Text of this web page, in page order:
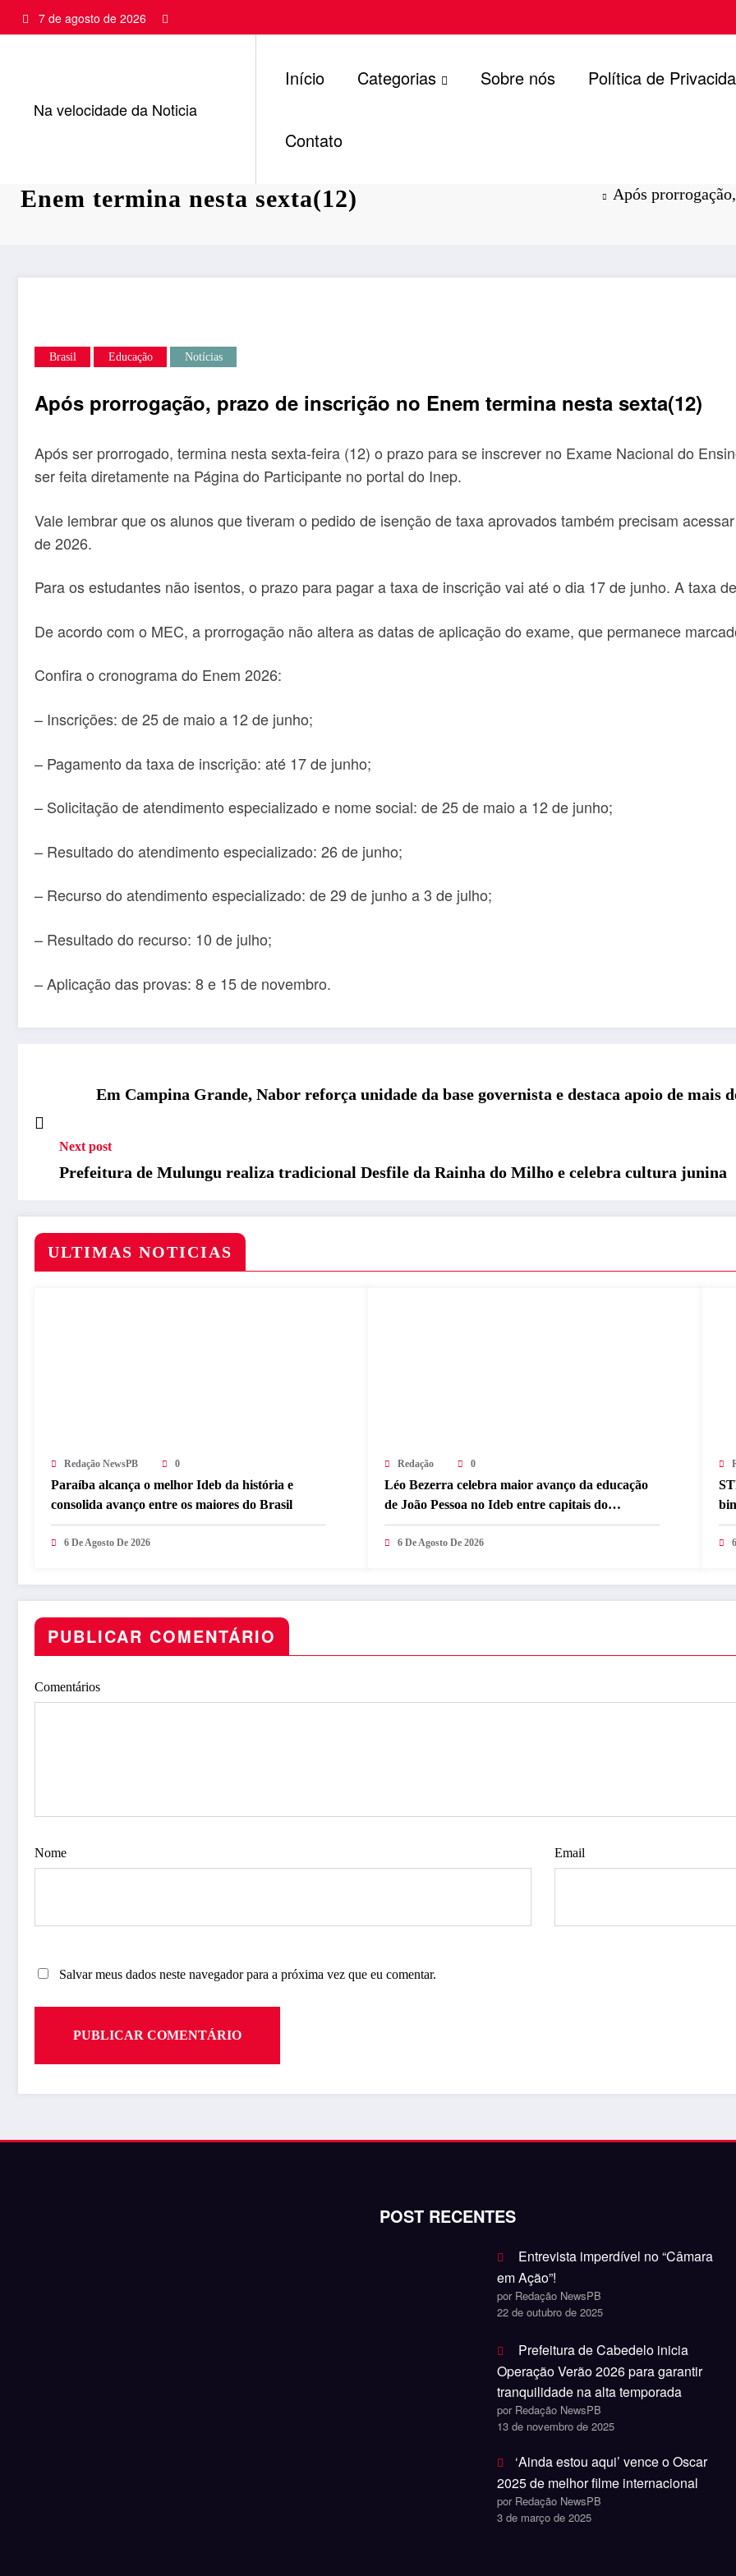
para
7 de agosto de 2026
Na velocidade da Noticia
Início Categorias Sobre nós Política de
Contato
Enem termina nesta sexta(12)
Após
Brasil Educação Notícias
Após prorrogação, prazo de inscrição no Enem termina nesta sexta(12)
Após ser prorrogado, termina nesta sexta-feira (12) o prazo para se inscrever no Exame Nacional do
ser feita diretamente na Página do Participante no portal do Inep.
Vale lembrar que os alunos que tiveram o pedido de isenção de taxa aprovados também precisam
de 2026.
Para os estudantes não isentos, o prazo para pagar a taxa de inscrição vai até o dia 17 de junho. A taxa
De acordo com o MEC, a prorrogação não altera as datas de aplicação do exame, que permanece
Confira o cronograma do Enem 2026:
– Inscrições: de 25 de maio a 12 de junho;
– Pagamento da taxa de inscrição: até 17 de junho;
– Solicitação de atendimento especializado e nome social: de 25 de maio a 12 de junho;
– Resultado do atendimento especializado: 26 de junho;
– Recurso do atendimento especializado: de 29 de junho a 3 de julho;
– Resultado do recurso: 10 de julho;
– Aplicação das provas: 8 e 15 de novembro.
Em Campina Grande, Nabor reforça unidade da base governista e destaca apoio de mais
Next post
Prefeitura de Mulungu realiza tradicional Desfile da Rainha do Milho e celebra cultura junina
ULTIMAS NOTICIAS
Redação NewsPB 0
Paraíba alcança o melhor Ideb da história e
consolida avanço entre os maiores do Brasil
6 De Agosto De 2026
Redação 0
Léo Bezerra celebra maior avanço da educação
de João Pessoa no Ideb entre capitais do
Nordeste
6 De Agosto De 2026
PUBLICAR COMENTÁRIO
Comentários
Nome Email
Salvar meus dados neste navegador para a próxima vez que eu comentar.
POST RECENTES
Entrevista imperdível no “Câmara
em Ação”!
por Redação NewsPB
22 de outubro de 2025
Prefeitura de Cabedelo inicia
Operação Verão 2026 para garantir
tranquilidade na alta temporada
por Redação NewsPB
13 de novembro de 2025
‘Ainda estou aqui’ vence o Oscar
2025 de melhor filme internacional
por Redação NewsPB
3 de março de 2025